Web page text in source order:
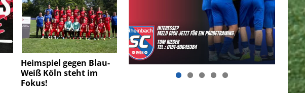
Heimspiel gegen Blau-
Weiß Köln steht im
Fokus!